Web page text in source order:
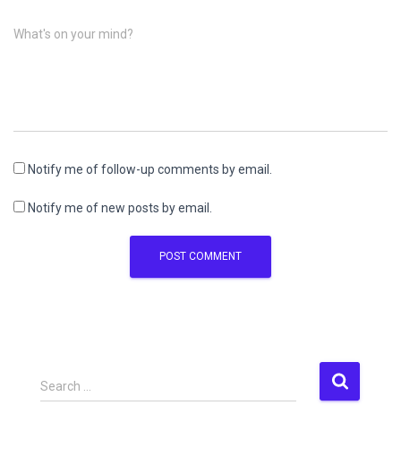
What's on your mind?
Notify me of follow-up comments by email.
Notify me of new posts by email.
S
e
Search …